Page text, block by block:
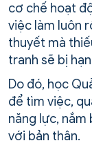
cơ chế hoạt
việc làm luôn
thuyết mà
tranh sẽ bị
Do đó, học
để tìm việc,
năng lực,
với bản thân.